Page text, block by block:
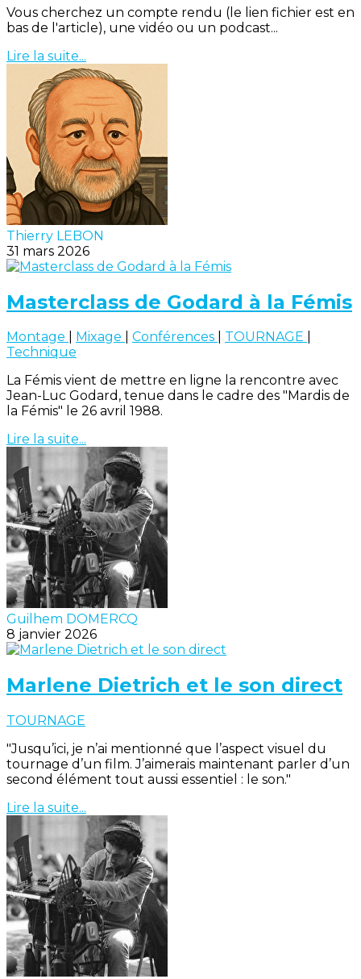
Vous cherchez un compte rendu (le lien fichier est en
bas de l'article), une vidéo ou un podcast...
Lire la suite...
Thierry LEBON
31 mars 2026
Masterclass de Godard à la Fémis
Montage Mixage Conférences TOURNAGE
Technique
La Fémis vient de mettre en ligne la rencontre avec
Jean-Luc Godard, tenue dans le cadre des "Mardis de
la Fémis" le 26 avril 1988.
Lire la suite...
Guilhem DOMERCQ
8 janvier 2026
Marlene Dietrich et le son direct
TOURNAGE
"Jusqu’ici, je n’ai mentionné que l’aspect visuel du
tournage d’un film. J’aimerais maintenant parler d’un
second élément tout aussi essentiel : le son."
Lire la suite...